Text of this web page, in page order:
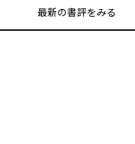
最新の書評をみる